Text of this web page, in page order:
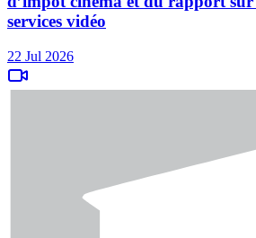
services vidéo
22 Jul 2026